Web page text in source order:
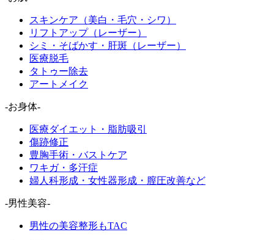
スキンケア（美白・毛穴・シワ）
リフトアップ（レーザー）
シミ・そばかす・肝斑（レーザー）
医療脱毛
タトゥー除去
アートメイク
-お身体-
医療ダイエット・脂肪吸引
傷跡修正
豊胸手術・バストケア
ワキガ・多汗症
婦人科形成・女性器形成・膣圧改善など
-男性美容-
男性の美容整形もTAC